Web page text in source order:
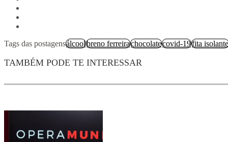
Tags das postagensálcoolbreno ferreirachocolatecovid-19fita isolante
TAMBÉM PODE TE INTERESSAR